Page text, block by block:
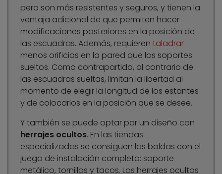
pero son más resistentes y seguros, y tienen la
ventaja adicional de que permiten hacer
modificaciones posteriores en la posición de
las escuadras. Además, requieren taladrar
menos orificios en la pared que los soportes
sueltos. Como contrapartida, al contrario de
las escuadras sueltas, limitan la libertad al
momento de elegir la longitud de los estantes
y de colocarlos en la posición que se desee.
Y también se puede optar por un diseño con
herrajes ocultos. En las tiendas
especializadas se consiguen las baldas con el
juego de instalación completo: soporte
metálico, tornillos y tacos. Los herrajes ocultos